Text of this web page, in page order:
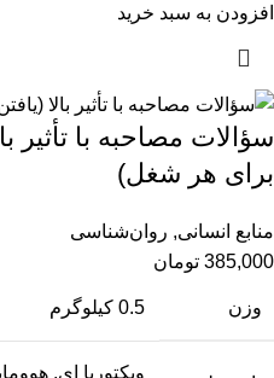
افزودن به سبد خرید
سؤالات مصاحبه با تأثیر
برای هر شغل)
منابع انسانی, روان‌شناسی
385,000 تومان
وزن 0.5 کیلوگرم
ویکتوریا ای.